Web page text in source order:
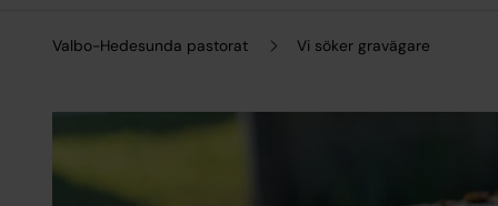
Valbo-Hedesunda pastorat Vi söker gravägare